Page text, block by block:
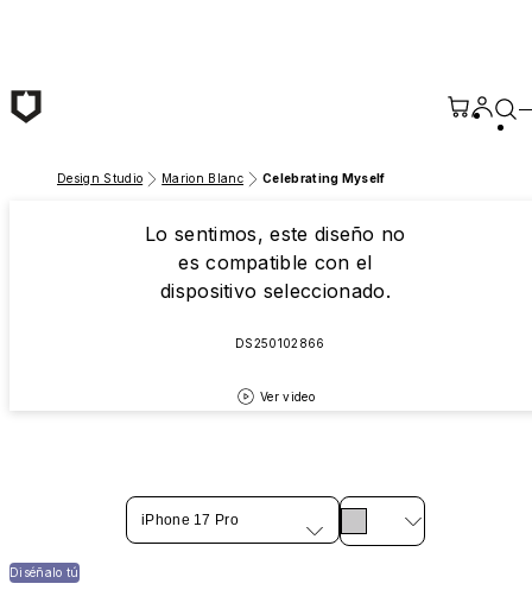
Design Studio Marion Blanc Celebrating Myself
Lo sentimos, este diseño no
es compatible con el
dispositivo seleccionado.
DS250102866
Ver video
iPhone 17 Pro
Diséñalo tú